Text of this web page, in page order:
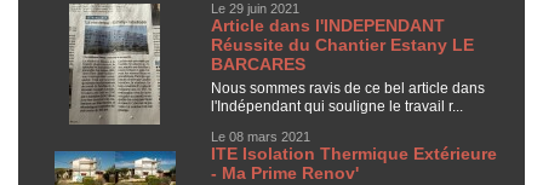
Le 29 juin 2021
Article dans l'INDEPENDANT
Réussite du Chantier Estany LE
BARCARES
Nous sommes ravis de ce bel article dans
l'Indépendant qui souligne le travail r...
Le 08 mars 2021
ITE Isolation Thermique Extérieure
- Ma Prime Renov'